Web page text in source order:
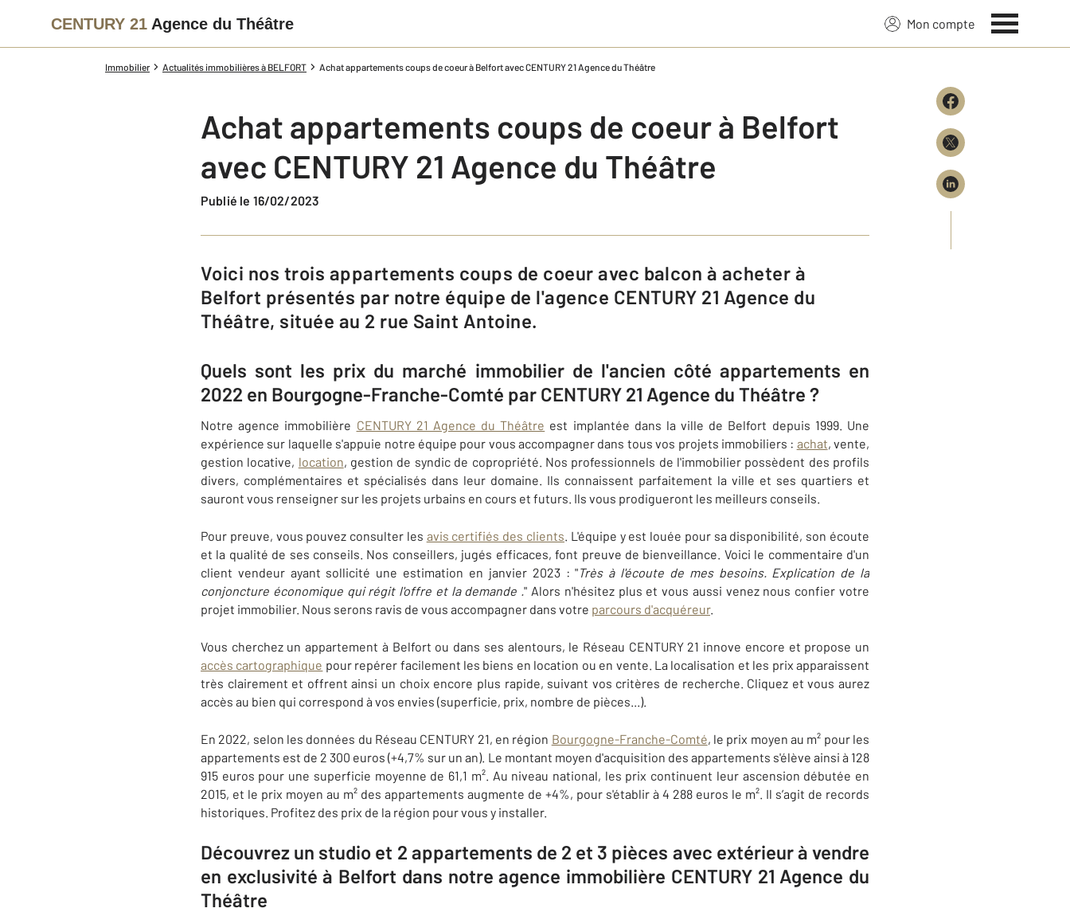
CENTURY 21 Agence du Théâtre Mon compte
Immobilier Actualités immobilières à BELFORT Achat appartements coups de coeur à Belfort avec CENTURY 21 Agence du Théâtre
Achat appartements coups de coeur à Belfort
avec CENTURY 21 Agence du Théâtre
Publié le 16/02/2023
Voici nos trois appartements coups de coeur avec balcon à acheter à
Belfort présentés par notre équipe de l'agence CENTURY 21 Agence du
Théâtre, située au 2 rue Saint Antoine.
Quels sont les prix du marché immobilier de l'ancien côté appartements en
2022 en Bourgogne-Franche-Comté par CENTURY 21 Agence du Théâtre ?
Notre agence immobilière CENTURY 21 Agence du Théâtre est implantée dans la ville de Belfort depuis 1999. Une
expérience sur laquelle s'appuie notre équipe pour vous accompagner dans tous vos projets immobiliers : achat, vente,
gestion locative, location, gestion de syndic de copropriété. Nos professionnels de l'immobilier possèdent des profils
divers, complémentaires et spécialisés dans leur domaine. Ils connaissent parfaitement la ville et ses quartiers et
sauront vous renseigner sur les projets urbains en cours et futurs. Ils vous prodigueront les meilleurs conseils.
Pour preuve, vous pouvez consulter les avis certifiés des clients. L'équipe y est louée pour sa disponibilité, son écoute
et la qualité de ses conseils. Nos conseillers, jugés efficaces, font preuve de bienveillance. Voici le commentaire d'un
client vendeur ayant sollicité une estimation en janvier 2023 : "Très à l'écoute de mes besoins. Explication de la
conjoncture économique qui régit l'offre et la demande ." Alors n'hésitez plus et vous aussi venez nous confier votre
projet immobilier. Nous serons ravis de vous accompagner dans votre parcours d'acquéreur.
Vous cherchez un appartement à Belfort ou dans ses alentours, le Réseau CENTURY 21 innove encore et propose un
accès cartographique pour repérer facilement les biens en location ou en vente. La localisation et les prix apparaissent
très clairement et offrent ainsi un choix encore plus rapide, suivant vos critères de recherche. Cliquez et vous aurez
accès au bien qui correspond à vos envies (superficie, prix, nombre de pièces...).
En 2022, selon les données du Réseau CENTURY 21, en région Bourgogne-Franche-Comté, le prix moyen au m² pour les
appartements est de 2 300 euros (+4,7% sur un an). Le montant moyen d'acquisition des appartements s'élève ainsi à 128
915 euros pour une superficie moyenne de 61,1 m². Au niveau national, les prix continuent leur ascension débutée en
2015, et le prix moyen au m² des appartements augmente de +4%, pour s'établir à 4 288 euros le m². Il s’agit de records
historiques. Profitez des prix de la région pour vous y installer.
Découvrez un studio et 2 appartements de 2 et 3 pièces avec extérieur à vendre
en exclusivité à Belfort dans notre agence immobilière CENTURY 21 Agence du
Théâtre